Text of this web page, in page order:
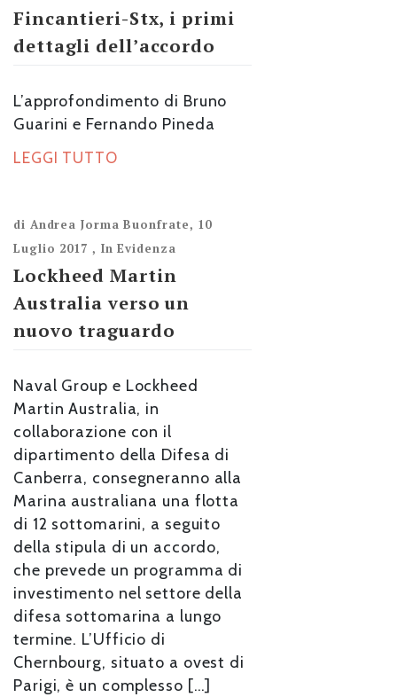
Fincantieri-Stx, i primi
dettagli dell’accordo
L’approfondimento di Bruno
Guarini e Fernando Pineda
LEGGI TUTTO
di Andrea Jorma Buonfrate, 10
Luglio 2017 , In Evidenza
Lockheed Martin
Australia verso un
nuovo traguardo
Naval Group e Lockheed
Martin Australia, in
collaborazione con il
dipartimento della Difesa di
Canberra, consegneranno alla
Marina australiana una flotta
di 12 sottomarini, a seguito
della stipula di un accordo,
che prevede un programma di
investimento nel settore della
difesa sottomarina a lungo
termine. L’Ufficio di
Chernbourg, situato a ovest di
Parigi, è un complesso […]